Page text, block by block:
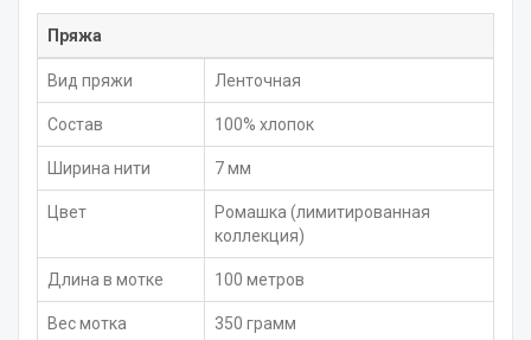
Пряжа
Вид пряжи Ленточная
Состав 100% хлопок
Ширина нити 7 мм
Цвет
Ромашка (лимитированная
коллекция)
Длина в мотке 100 метров
Вес мотка 350 грамм